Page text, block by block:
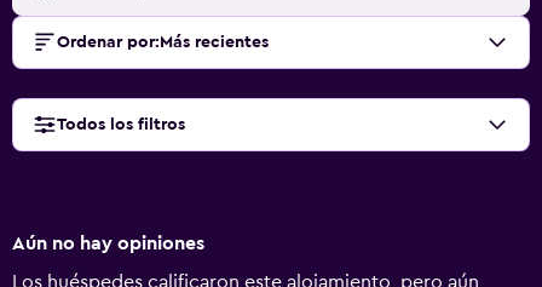
Ordenar por: Más recientes
Todos los filtros
Aún no hay opiniones
Los huéspedes calificaron este alojamiento, pero aún